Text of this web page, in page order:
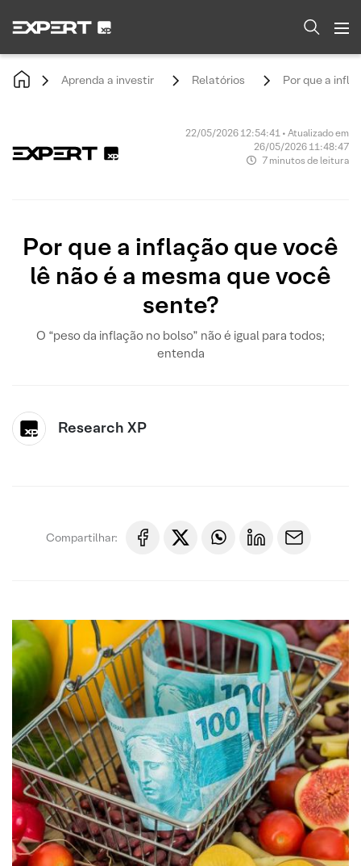
Aprenda a investir Relatórios Por que a
22/05/2026 12:54:41 • Atualizado em
26/05/2026 11:48:47
7 minutos de leitura
Por que a inflação que você
lê não é a mesma que você
sente?
O “peso da inflação no bolso” não é igual para todos;
entenda
Research XP
Compartilhar: